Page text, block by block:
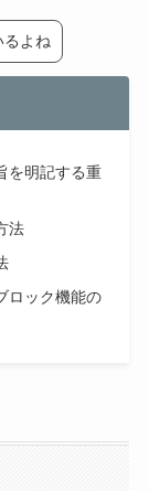
るよね
を明記する重
法
ロック機能の